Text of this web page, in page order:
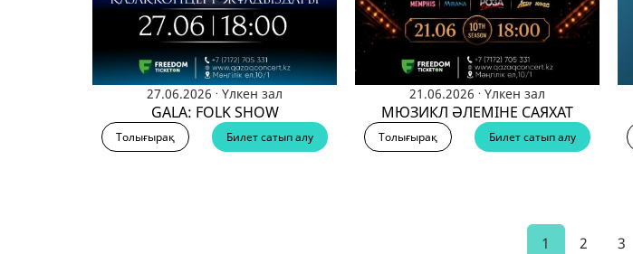
27.06.2026 . Үлкен зал
GALA: FOLK SHOW
Толығырақ Билет сатып алу
21.06.2026 . Үлкен зал
МЮЗИКЛ ӘЛЕМІНЕ САЯХАТ
Толығырақ Билет сатып алу
1 2 3